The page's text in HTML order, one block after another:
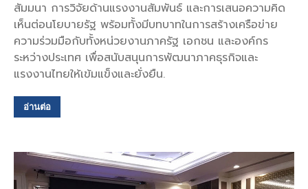
สัมมนา การวิจัยด้านแรงงานสัมพันธ์ และการเสนอความคิด
เห็นต่อนโยบายรัฐ พร้อมทั้งมีบทบาทในการสร้างเครือข่าย
ความร่วมมือกับทั้งหน่วยงานภาครัฐ เอกชน และองค์กร
ระหว่างประเทศ เพื่อสนับสนุนการพัฒนาภาคธุรกิจและ
แรงงานไทยให้เข้มแข็งและยั่งยืน.
อ่านต่อ